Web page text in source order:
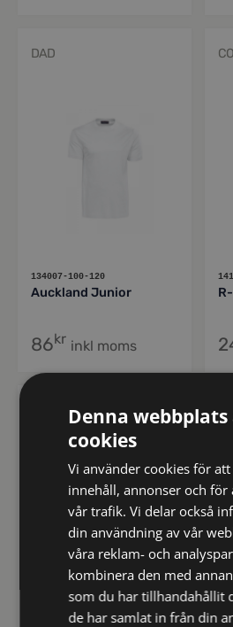
DAD
134007-100-120
Auckland Junior
86kr inkl moms
COTTOVERDenna
cookies
Vi använder cookies för att
innehåll, annonser och för
vår trafik. Vi delar också
din användning av vår
våra reklam- och
kombinera den med
som du har tillhandahållit
de har samlat in från din